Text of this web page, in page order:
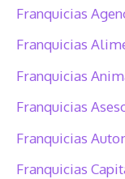
Franquicias
Franquicias
Franquicias
Franquicias
Franquicias
Franquicias